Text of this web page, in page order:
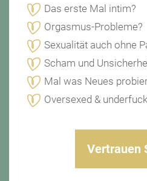
Das erste Mal intim?
Orgasmus-Probleme?
Sexualität auch ohne
Scham und
Mal was Neues
Oversexed &
Vertrauen